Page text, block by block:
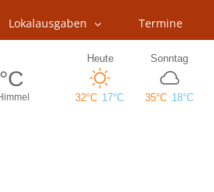
Lokalausgaben Termine